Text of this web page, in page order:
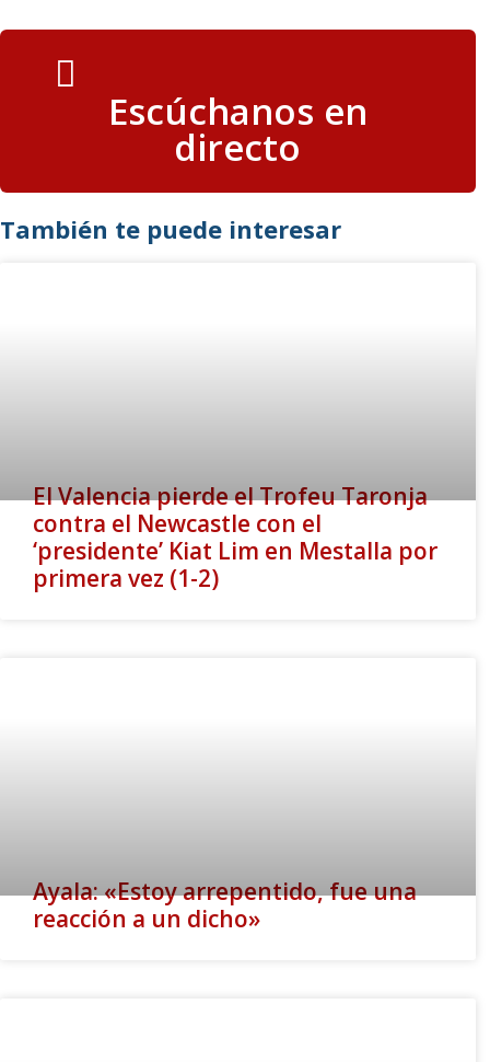
Escúchanos en
directo
También te puede interesar
El Valencia pierde el Trofeu Taronja
contra el Newcastle con el
‘presidente’ Kiat Lim en Mestalla por
primera vez (1-2)
Ayala: «Estoy arrepentido, fue una
reacción a un dicho»